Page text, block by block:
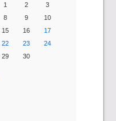
1
2
3
8 9
10
15 16
17
22 23
24
29 30